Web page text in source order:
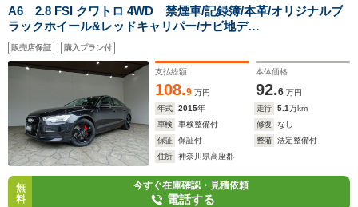
A6 2.8 FSI クワトロ 4WD 禁煙車/記録簿/本革/オリジナルブ
ラックホイール&レッドキャリパー/ナビ地デ
ジ/Bluetooth/BOSE/全周囲カメラ/ドラレコ/LED/ETC/スマート
キー/スペアキー/クルコン/シートヒーター/パワーシート/オート
ライト/
販売店保証 購入プラン付
支払総額
108.9 万円
本体価格
92.6 万円
年式
2015年 走行 5.1万km
車検
車検整備付 修復
なし
保証
保証付 整備
法定整備付
住所
神奈川県高座郡
無
料
今すぐ在庫確認・見積依頼
電話する